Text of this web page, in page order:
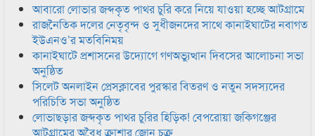
আবারো লোভার জব্দকৃত পাথর চুরি করে নিয়ে যাওয়া হচ্ছে আটগ্রামে
রাজনৈতিক দলের নেতৃবৃন্দ ও সুধীজনদের সাথে কানাইঘাটের নবাগত
ইউএনও’র মতবিনিময়
কানাইঘাটে প্রশাসনের উদ্যোগে গণঅভ্যুত্থান দিবসের আলোচনা সভা
অনুষ্ঠিত
সিলেট অনলাইন প্রেসক্লাবের পুরস্কার বিতরণ ও নতুন সদস্যদের
পরিচিতি সভা অনুষ্ঠিত
লোভাছড়ার জব্দকৃত পাথর চুরির হিড়িক! বেপরোয়া জকিগঞ্জের
আটগ্রামের অবৈধ ক্রাশার জোন চক্র